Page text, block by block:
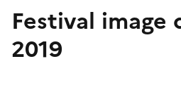
Festival image
2019